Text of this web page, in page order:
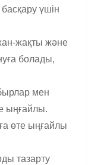
үшін
жақты және
болады,
мен
ыңғайлы.
өте ыңғайлы
тазарту